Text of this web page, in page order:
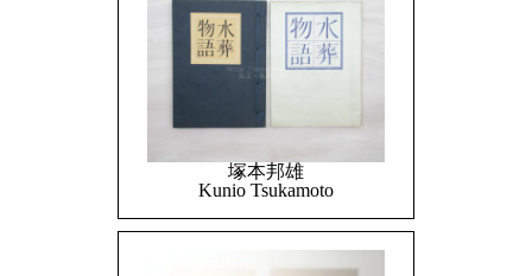
塚本邦雄
Kunio Tsukamoto